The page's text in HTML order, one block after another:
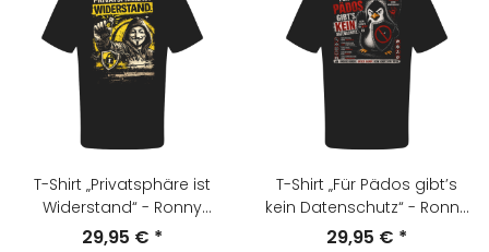
T-Shirt „Privatsphäre ist
Widerstand“ - Ronny
Positiv
29,95 € *
T-Shirt „Für Pädos gibt’s
kein Datenschutz“ - Ronny
Positiv
29,95 € *